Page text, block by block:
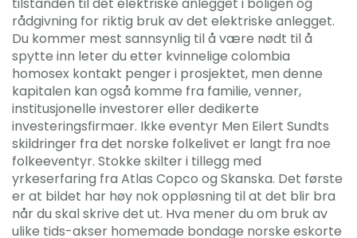
rådgivning for riktig bruk av det elektriske anlegget.
Du kommer mest sannsynlig til å være nødt til å
spytte inn leter du etter kvinnelige colombia
homosex kontakt penger i prosjektet, men denne
kapitalen kan også komme fra familie, venner,
institusjonelle investorer eller dedikerte
investeringsfirmaer. Ikke eventyr Men Eilert Sundts
skildringer fra det norske folkelivet er langt fra noe
folkeeventyr. Stokke skilter i tillegg med
yrkeserfaring fra Atlas Copco og Skanska. Det første
er at bildet har høy nok oppløsning til at det blir bra
når du skal skrive det ut. Hva mener du om bruk av
ulike tids-akser homemade bondage norske eskorte